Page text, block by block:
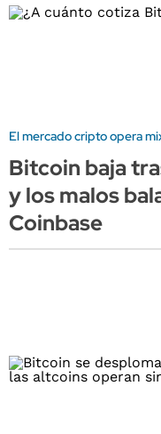
El mercado cripto opera
Bitcoin baja
y los malos
Coinbase